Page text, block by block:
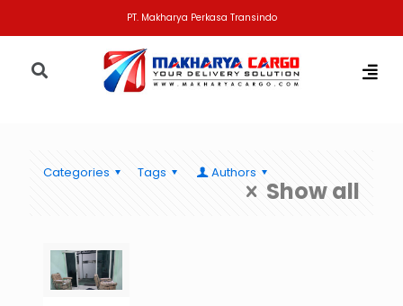
PT. Makharya Perkasa Transindo
Categories Tags Authors
Show all